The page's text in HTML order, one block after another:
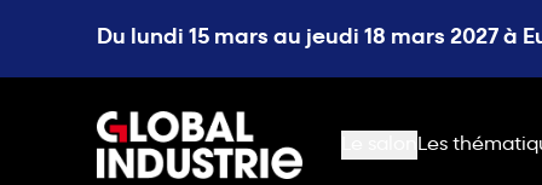
Du lundi 15 mars au jeudi 18 mars 2027 à
page.home
Les